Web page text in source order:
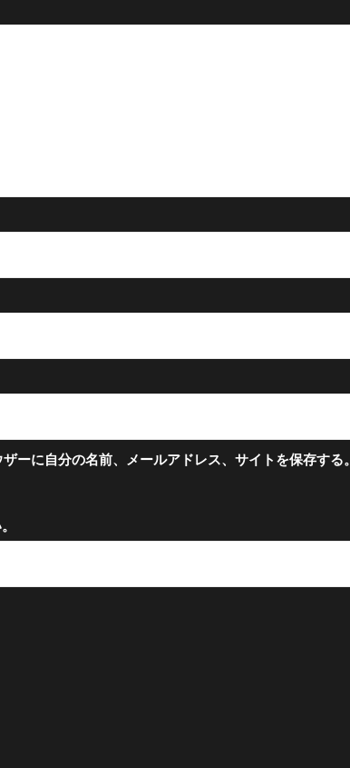
ーに自分の名前、メールアドレス、サイトを保存する。